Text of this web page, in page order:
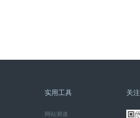
实用工具
网站测速
关